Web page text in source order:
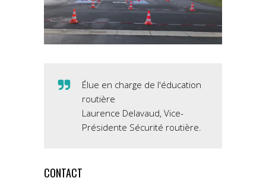
Élue en charge de l'éducation
routière
Laurence Delavaud, Vice-
Présidente Sécurité routière.
CONTACT